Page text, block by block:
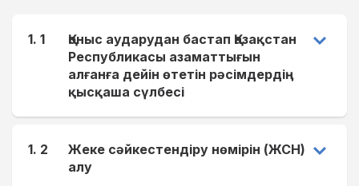
1. 1
Қоныс аударудан бастап Қазақстан
Республикасы азаматтығын
алғанға дейін өтетін рәсімдердің
қысқаша сүлбесі
1. 2
Жеке сәйкестендіру нөмірін (ЖСН)
алу